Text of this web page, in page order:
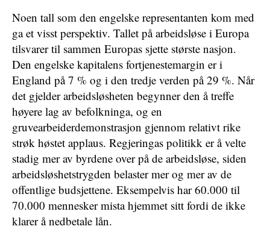
Noen tall som den engelske representanten kom med
ga et visst perspektiv. Tallet på arbeidsløse i Europa
tilsvarer til sammen Europas sjette største nasjon.
Den engelske kapitalens fortjenestemargin er i
England på 7 % og i den tredje verden på 29 %. Når
det gjelder arbeidsløsheten begynner den å treffe
høyere lag av befolkninga, og en
gruvearbeiderdemonstrasjon gjennom relativt rike
strøk høstet applaus. Regjeringas politikk er å velte
stadig mer av byrdene over på de arbeidsløse, siden
arbeidsløshetstrygden belaster mer og mer av de
offentlige budsjettene. Eksempelvis har 60.000 til
70.000 mennesker mista hjemmet sitt fordi de ikke
klarer å nedbetale lån.